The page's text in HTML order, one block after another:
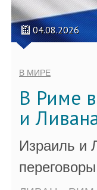
04.08.2026
В МИРЕ
В Риме
и
Израиль и